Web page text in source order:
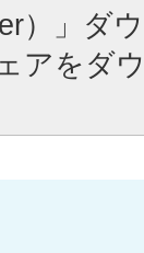
）」ダ
アをダ